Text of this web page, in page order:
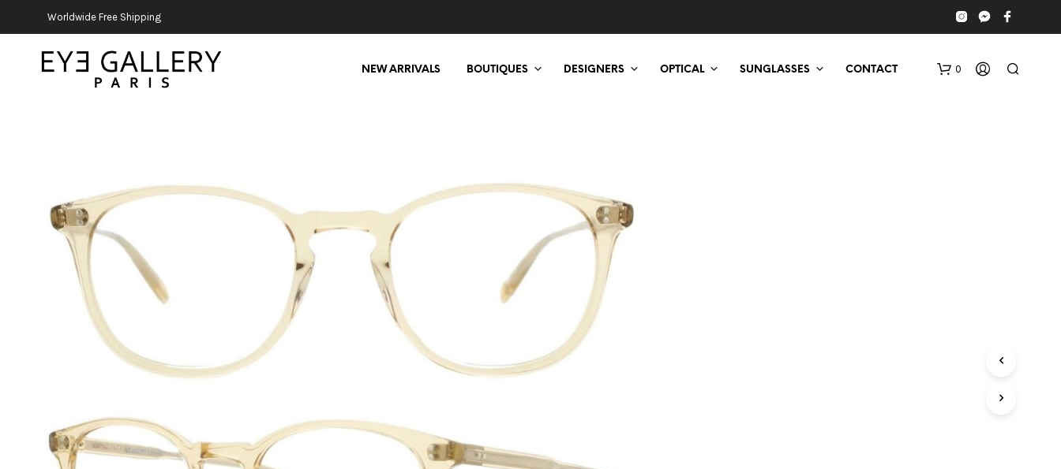
Worldwide Free Shipping
NEW ARRIVALS BOUTIQUES DESIGNERS OPTICAL SUNGLASSES CONTACT 0